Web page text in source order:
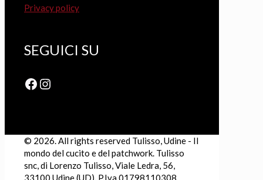
Privacy policy
SEGUICI SU
Facebook
Instagram
© 2026. All rights reserved Tulisso, Udine - Il
mondo del cucito e del patchwork. Tulisso
snc, di Lorenzo Tulisso, Viale Ledra, 56,
33100 Udine (UD). P.Iva 01798110308